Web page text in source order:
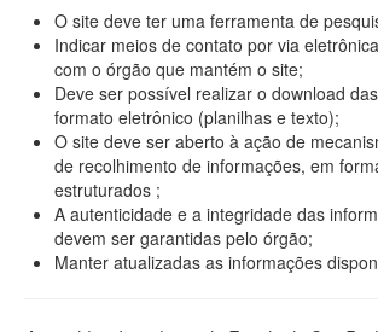
O site deve ter uma ferramenta de
Indicar meios de contato por via
com o órgão que mantém o site;
Deve ser possível realizar o download
formato eletrônico (planilhas e texto);
O site deve ser aberto à ação de
de recolhimento de informações, em
estruturados ;
A autenticidade e a integridade das
devem ser garantidas pelo órgão;
Manter atualizadas as informações